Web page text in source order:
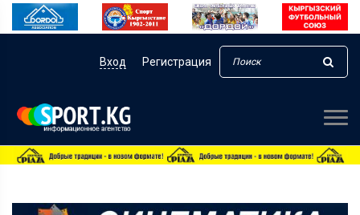
Вход Регистрация